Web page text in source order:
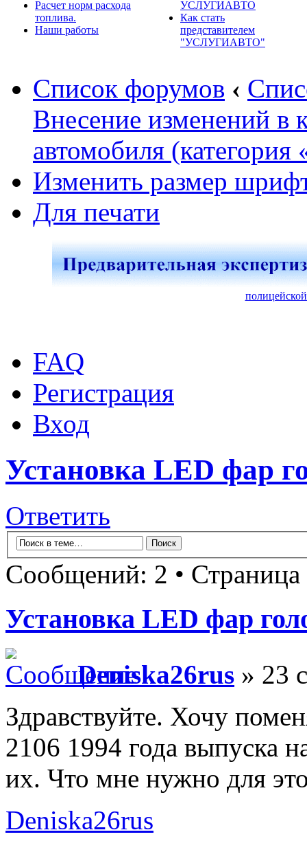
Расчет норм расхода
топлива.
Наши работы
УСЛУГИАВТО
Как стать
представителем
"УСЛУГИАВТО"
Список форумов ‹
Внесение изменений в
автомобиля (категория
Изменить размер
Для печати
FAQ
Регистрация
Вход
Установка LED фар
Ответить
Сообщений: 2 • Страница
Установка LED фар
Deniska26rus » 23
Здравствуйте. Хочу
2106 1994 года выпуска
их. Что мне нужно для
Deniska26rus